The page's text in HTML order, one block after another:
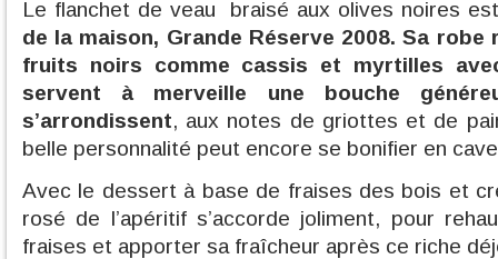
Le flanchet de veau braisé aux olives noires
de la maison, Grande Réserve 2008. Sa
fruits noirs comme cassis et myrtilles
servent à merveille une bouche
s’arrondissent, aux notes de griottes et de
belle personnalité peut encore se bonifier en
Avec le dessert à base de fraises des bois et
rosé de l’apéritif s’accorde joliment, pour
fraises et apporter sa fraîcheur après ce riche